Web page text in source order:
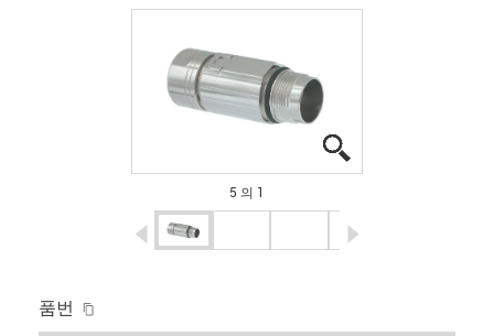
5 의 1
igus-icon-arrow-left
품번